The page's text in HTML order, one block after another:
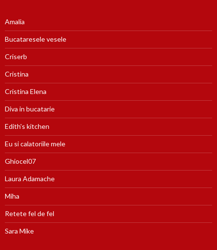
Amalia
Bucataresele vesele
Criserb
Cristina
Cristina Elena
Diva in bucatarie
Edith's kitchen
Eu si calatoriile mele
Ghiocel07
Laura Adamache
Miha
Retete fel de fel
Sara Mike